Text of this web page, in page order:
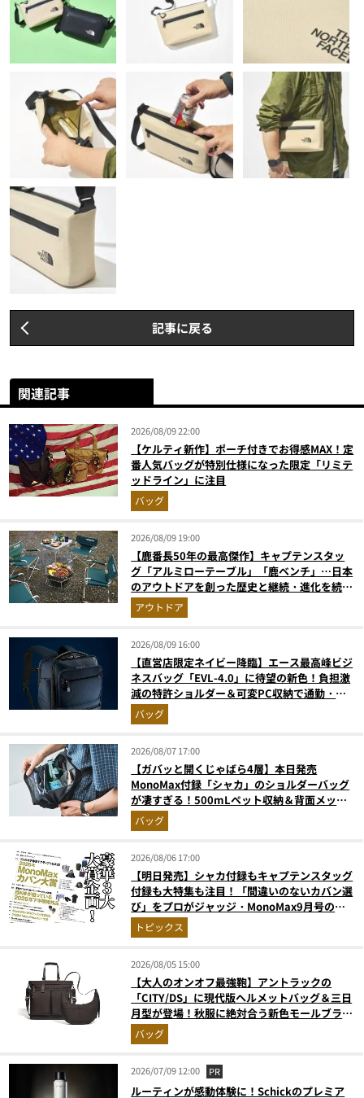
記事に戻る
関連記事
2026/08/09 22:00
【ケルティ新作】ポーチ付きでお得感MAX！定
番人気バッグが特別仕様になった限定「リミテ
ッドライン」に注目
バッグ
2026/08/09 19:00
【鹿番長50年の最高傑作】キャプテンスタッ
グ「アルミローテーブル」「鹿ベンチ」…日本
のアウトドアを創った歴史と継続・進化を続け
る定番神ギア11選
アウトドア
2026/08/09 16:00
【直営店限定ネイビー降臨】エース最高峰ビジ
ネスバッグ「EVL-4.0」に待望の新色！負担激
減の特許ショルダー＆可変PC収納で通勤・出
張が無敵に
バッグ
2026/08/07 17:00
【ガバッと開くじゃばら4層】本日発売
MonoMax付録「シャカ」のショルダーバッグ
が凄すぎる！500mLペット収納＆背面メッシ
ュでベタつかない
バッグ
2026/08/06 17:00
【明日発売】シャカ付録もキャプテンスタッグ
付録も大特集も注目！「間違いのないカバン選
び」をプロがジャッジ・MonoMax9月号の目
次を公開
トピックス
2026/08/05 15:00
【大人のオンオフ最強鞄】アントラックの
「CITY/DS」に現代版ヘルメットバッグ＆三日
月型が登場！秋服に絶対合う新色モールブラウ
ンが傑作
バッグ
2026/07/09 12:00 PR
ルーティンが感動体験に！Schickのプレミア